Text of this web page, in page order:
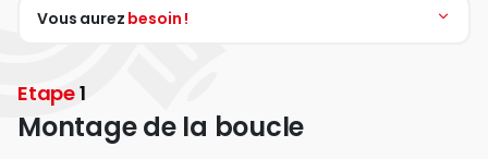
Etape1
Montage de la boucle
Vous aurez besoin !